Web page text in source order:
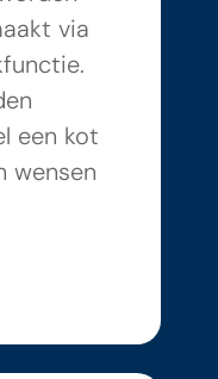
via
een kot
wensen